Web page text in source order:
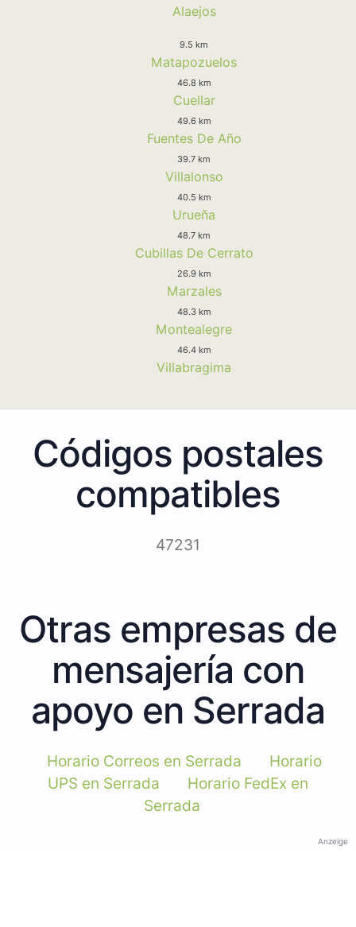
Alaejos
9.5 km
Matapozuelos
46.8 km
Cuellar
49.6 km
Fuentes De Año
39.7 km
Villalonso
40.5 km
Urueña
48.7 km
Cubillas De Cerrato
26.9 km
Marzales
48.3 km
Montealegre
46.4 km
Villabragima
Códigos postales
compatibles
47231
Otras empresas de
mensajería con
apoyo en Serrada
Horario Correos en Serrada
Horario
UPS en Serrada
Horario FedEx en
Serrada
Anzeige